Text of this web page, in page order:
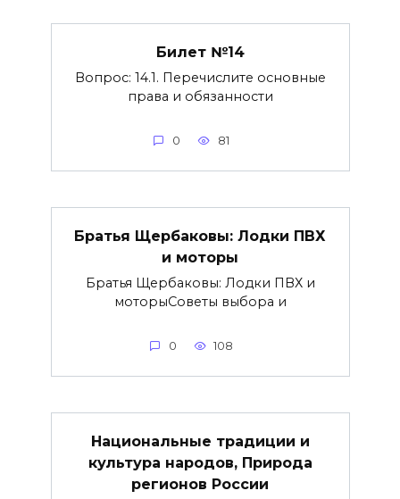
Билет №14
Вопрос: 14.1. Перечислите основные
права и обязанности
0 81
Братья Щербаковы: Лодки ПВХ
и моторы
Братья Щербаковы: Лодки ПВХ и
моторыCоветы выбора и
0 108
Национальные традиции и
культура народов, Природа
регионов России